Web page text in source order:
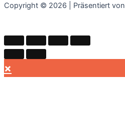
Copyright © 2026 | Präsentiert von
×